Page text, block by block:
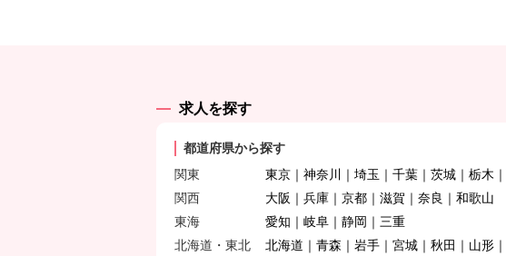
求人を探す
都道府県から探す
関東
東京 神奈川 埼玉 千葉 茨城 栃木
関西
大阪 兵庫 京都 滋賀 奈良
和歌山
東海
愛知 岐阜 静岡
三重
北海道・東北
北海道 青森 岩手 宮城 秋田 山形